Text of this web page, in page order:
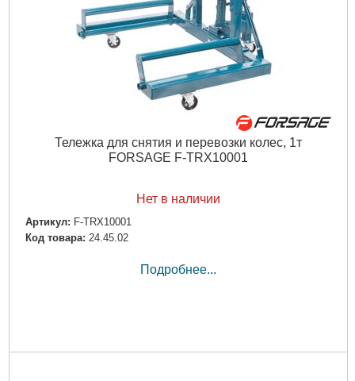
Тележка для снятия и перевозки колес, 1т
FORSAGE F-TRX10001
Нет в наличии
Артикул: F-TRX10001
Код товара: 24.45.02
Подробнее...